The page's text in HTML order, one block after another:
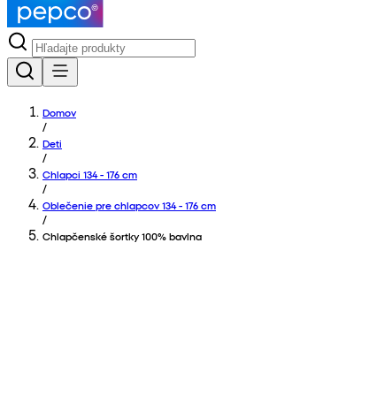
Domov
/
Deti
/
Chlapci 134 - 176 cm
/
Oblečenie pre chlapcov 134 - 176 cm
/
Chlapčenské šortky 100% bavlna